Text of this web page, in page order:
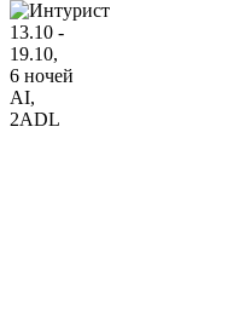
13.10 -
19.10,
6 ночей
AI,
2ADL